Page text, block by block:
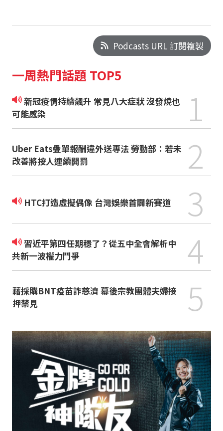
Podcasts URL 訂閱複製
一周熱門話題 TOP5
新冠疫情持續飆升 常見八大症狀 沒發燒也
可能感染
1
Uber Eats疊單報酬違外送專法 勞動部：若未
改善將按人連續開罰
2
HTC打造虛擬偶像 台灣娛樂首闢新賽道 3
習近平第四任期穩了？從五中全會解析中
共新一波權力鬥爭
4
藉採購BNT疫苗詐慈濟 幕後宗教團體夫婦接
押禁見
5